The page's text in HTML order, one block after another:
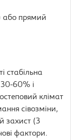
або прямий
стабільна
30-60% і
клімат
сівозміни,
захист (3
фактори.